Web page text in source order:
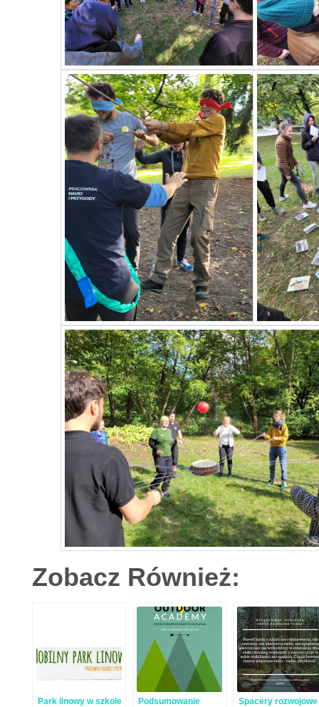
Zobacz Również:
Park linowy w szkole
Podsumowanie
Spacery rozwojowe